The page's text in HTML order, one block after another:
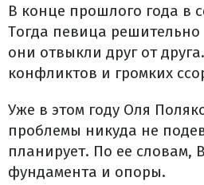
В конце прошлого года в
Тогда певица
они отвыкли друг от
конфликтов и громких
Уже в этом году Оля
проблемы никуда не
планирует. По ее словам,
фундамента и опоры.